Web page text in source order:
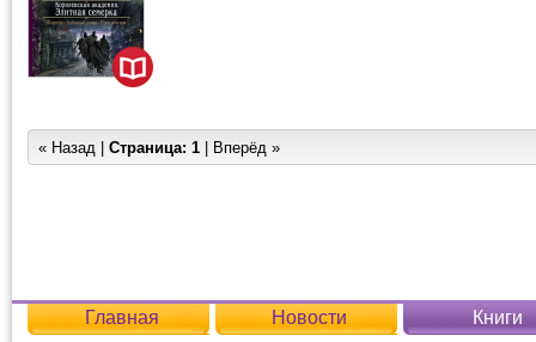
« Назад | Страница: 1 | Вперёд »
Главная Новости Книги